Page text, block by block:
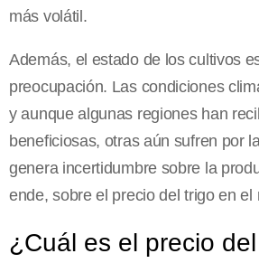
más volátil.
Además, el estado de los cultivos
preocupación. Las condiciones
y aunque algunas regiones han
beneficiosas, otras aún sufren por
genera incertidumbre sobre la
ende, sobre el precio del trigo en el
¿Cuál es el precio